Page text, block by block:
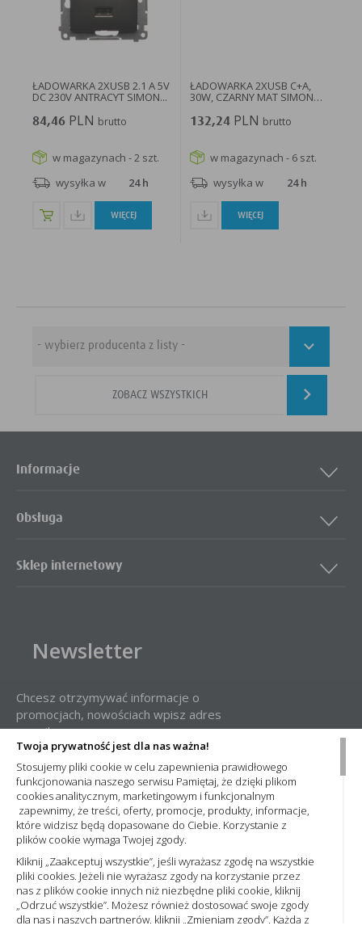
Twoja prywatność jest dla nas ważna!
Stosujemy pliki cookie w celu zapewnienia prawidłowego
funkcjonowania naszego serwisu Pamiętaj, że dzięki plikom
cookies analitycznym, marketingowym i funkcjonalnym
zapewnimy, że treści, oferty, promocje, produkty, informacje,
które widzisz będą dopasowane do Ciebie. Korzystanie z
plików cookie wymaga Twojej zgody.
Kliknij „Zaakceptuj wszystkie”, jeśli wyrażasz zgodę na wszystkie
pliki cookies. Jeżeli nie wyrażasz zgody na korzystanie przez
nas z plików cookie innych niż niezbędne pliki cookie, kliknij
„Odrzuć wszystkie”. Możesz również dostosować swoje zgody
dla nas i naszych partnerów, kliknij „Zmieniam zgody”. Każdą z
ŁADOWARKA 2XUSB 2.1 A 5V
DC 230V ANTRACYT SIMON...
84,46PLN brutto
w magazynach - 2 szt.
wysyłka w
24 h
WIĘCEJ
ŁADOWARKA 2XUSB C+A,
30W, CZARNY MAT SIMON
132,24 PLN brutto
w magazynach - 6 szt.
wysyłka w
24 h
WIĘCEJ
ZOBACZ WSZYSTKICH
Informacje
Obsługa
Sklep internetowy
Newsletter
Chcesz otrzymywać informacje o
promocjach, nowościach wpisz adres
e-mail:
Administratorem Państwa danych osobowych jest Nowa Elektro Sp. z
o.o. Informacje dotyczące przetwarzania Państwa danych osobowych
oraz zasady, na jakich odbywa się ich przetwarzanie przez spółkę
Nowa Elektro Sp. z o.o. znajdą Państwo w naszejPolityce prywatności